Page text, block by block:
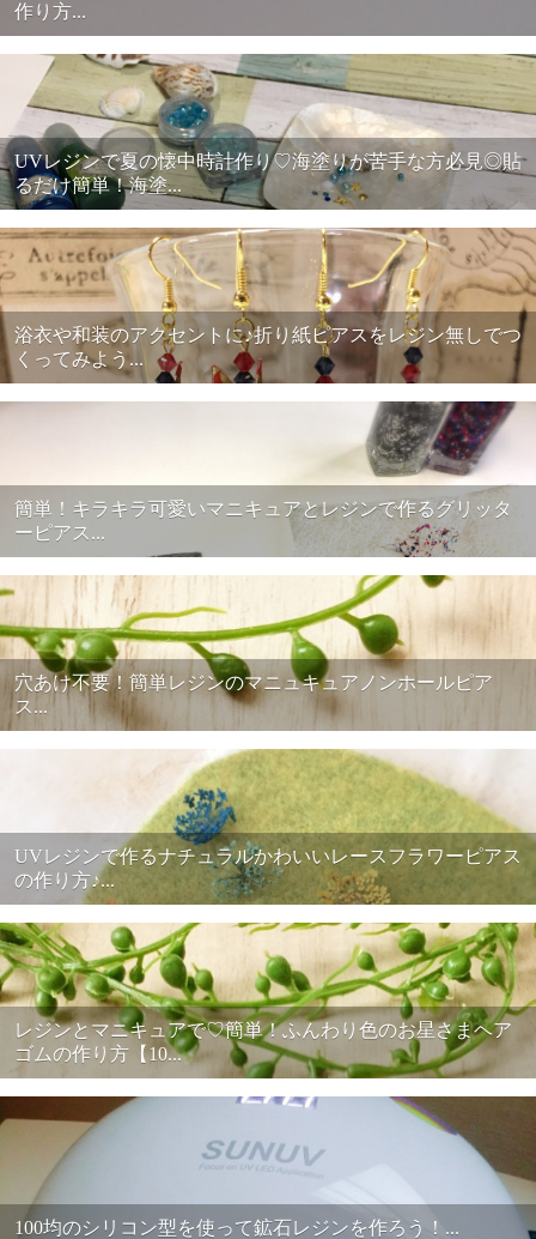
作り方...
UVレジンで夏の懐中時計作り♡海塗りが苦手な方必見◎貼
るだけ簡単！海塗...
浴衣や和装のアクセントに♪折り紙ピアスをレジン無しでつ
くってみよう...
簡単！キラキラ可愛いマニキュアとレジンで作るグリッタ
ーピアス...
穴あけ不要！簡単レジンのマニュキュアノンホールピア
ス...
UVレジンで作るナチュラルかわいいレースフラワーピアス
の作り方♪...
レジンとマニキュアで♡簡単！ふんわり色のお星さまヘア
ゴムの作り方【10...
100均のシリコン型を使って鉱石レジンを作ろう！...